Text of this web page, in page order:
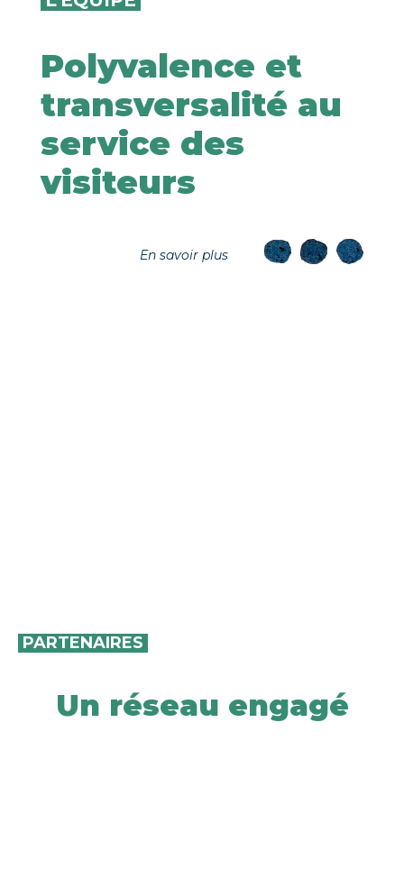
Polyvalence et
transversalité au
service des
visiteurs
En savoir plus
PARTENAIRES
Un réseau engagé